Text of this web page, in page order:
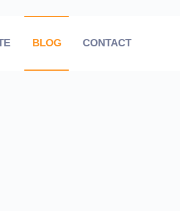
BLOG CONTACT